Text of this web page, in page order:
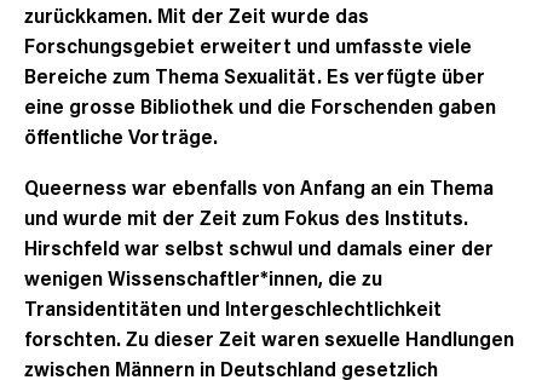
zurückkamen. Mit der Zeit wurde das
Forschungsgebiet erweitert und umfasste viele
Bereiche zum Thema Sexualität. Es verfügte über
eine grosse Bibliothek und die Forschenden gaben
öffentliche Vorträge.
Queerness war ebenfalls von Anfang an ein Thema
und wurde mit der Zeit zum Fokus des Instituts.
Hirschfeld war selbst schwul und damals einer der
wenigen Wissenschaftler*innen, die zu
Transidentitäten und Intergeschlechtlichkeit
forschten. Zu dieser Zeit waren sexuelle Handlungen
zwischen Männern in Deutschland gesetzlich